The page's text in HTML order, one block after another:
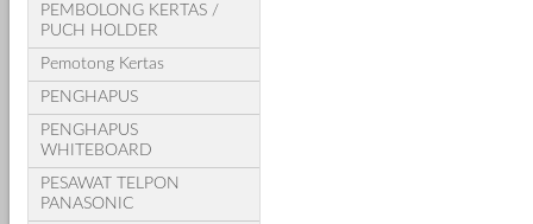
PEMBOLONG KERTAS /
PUCH HOLDER
Pemotong Kertas
PENGHAPUS
PENGHAPUS
WHITEBOARD
PESAWAT TELPON
PANASONIC